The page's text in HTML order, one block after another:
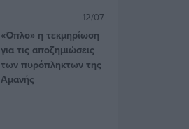
12/07
«Όπλο» η τεκμηρίωση
για τις αποζημιώσεις
των πυρόπληκτων της
Αμανής